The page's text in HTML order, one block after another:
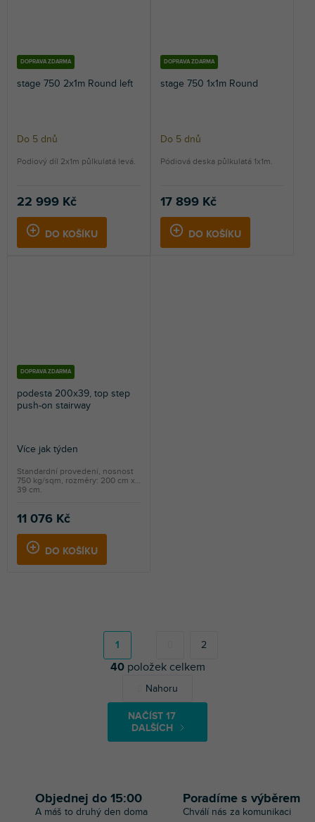
DOPRAVA ZDARMA
stage 750 2x1m Round left
Do 5 dnů
22 999 Kč
DO KOŠÍKU
Podiový díl 2x1m půlkulatá levá.
DOPRAVA ZDARMA
stage 750 1x1m Round
Do 5 dnů
17 899 Kč
DO KOŠÍKU
Pódiová deska půlkulatá 1x1m.
DOPRAVA ZDARMA
podesta 200x39, top step
push-on stairway
Více jak týden
11 076 Kč
DO KOŠÍKU
Standardní provedení, nosnost
750 kg/sqm, rozměry: 200 cm x
39 cm.
O
l
á
NAČÍST 17
DALŠÍCH
n
o
v
á
n
í
1 2
40položek celkem
Nahoru
Objednej do 15:00
A máš to druhý den doma
Poradíme s výběrem
Chválí nás za komunikaci